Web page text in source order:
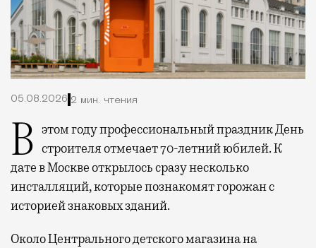
05.08.2026 2 мин. чтения
В этом году профессиональный праздник День строителя отмечает 70-летний юбилей. К
дате в Москве открылось сразу несколько
инсталляций, которые познакомят горожан с
историей знаковых зданий.
Около Центрального детского магазина на